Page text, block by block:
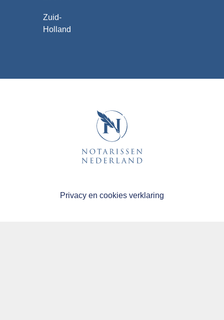
Zuid-
Holland
Privacy en cookies verklaring